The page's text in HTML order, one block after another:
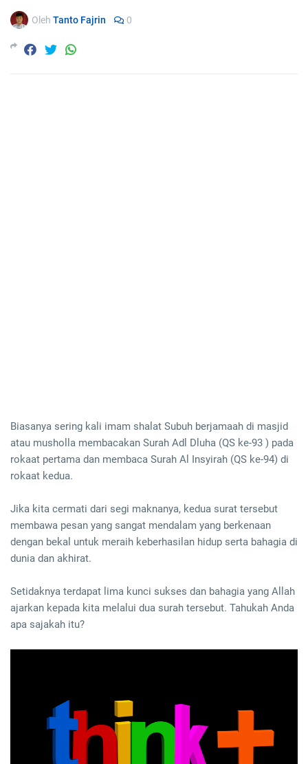
Oleh Tanto Fajrin 0
Biasanya sering kali imam shalat Subuh berjamaah di masjid
atau musholla membacakan Surah Adl Dluha (QS ke-93 ) pada
rokaat pertama dan membaca Surah Al Insyirah (QS ke-94) di
rokaat kedua.
Jika kita cermati dari segi maknanya, kedua surat tersebut
membawa pesan yang sangat mendalam yang berkenaan
dengan bekal untuk meraih keberhasilan hidup serta bahagia di
dunia dan akhirat.
Setidaknya terdapat lima kunci sukses dan bahagia yang Allah
ajarkan kepada kita melalui dua surah tersebut. Tahukah Anda
apa sajakah itu?